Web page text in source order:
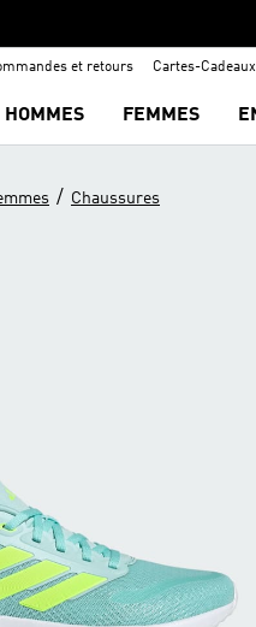
et retours Cartes-Cadeaux
HOMMES FEMMES
/ Chaussures